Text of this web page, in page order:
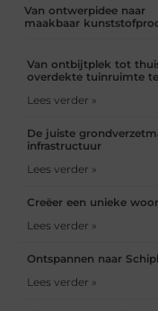
Van ontwerpidee naar
maakbaar
Van ontbijtplek tot
overdekte tuinruimte
Lees verder »
De juiste
infrastructuur
Lees verder »
Creëer een unieke
Lees verder »
Ontspannen naar
Lees verder »